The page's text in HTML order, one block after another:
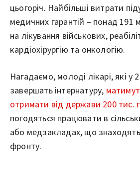
цьогоріч. Найбільші витрати
медичних гарантій – понад 191
на лікування військових,
кардіохірургію та онкологію.
Нагадаємо, молоді лікарі, які у
завершать інтернатуру,
отримати від держави 200 тис.
погодяться працювати в
або медзакладах, що
фронту.